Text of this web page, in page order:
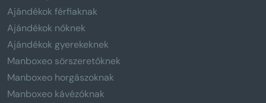
Ajándékok férfiaknak
Ajándékok nőknek
Ajándékok gyerekeknek
Manboxeo sörszeretőknek
Manboxeo horgászoknak
Manboxeo kávézóknak